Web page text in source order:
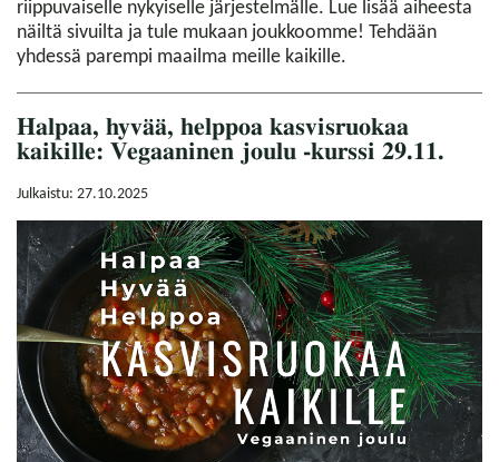
riippuvaiselle nykyiselle järjestelmälle. Lue lisää aiheesta
näiltä sivuilta ja tule mukaan joukkoomme! Tehdään
yhdessä parempi maailma meille kaikille.
Halpaa, hyvää, helppoa kasvisruokaa
kaikille: Vegaaninen joulu -kurssi 29.11.
Julkaistu: 27.10.2025